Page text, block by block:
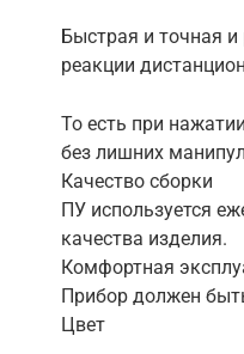
Быстрая и точная
реакции
То есть при
без лишних
Качество сборки
ПУ используется
качества изделия.
Комфортная
Прибор должен
Цвет